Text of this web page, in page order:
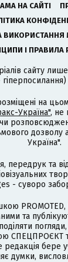
НА САЙТІ
ВИКОРИСТАННЯ
І ПРАВИЛА
сайту
на
Україна", не
дозволу
Україна".
передрук та
- суворо
та
СПЕЦПРОЄКТ
бере
думки,